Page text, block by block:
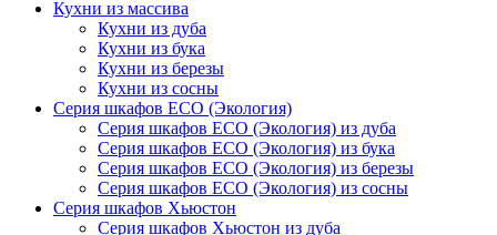
Кухни из массива
Кухни из дуба
Кухни из бука
Кухни из березы
Кухни из сосны
Серия шкафов ECO (Экология)
Серия шкафов ECO (Экология) из дуба
Серия шкафов ECO (Экология) из бука
Серия шкафов ECO (Экология) из березы
Серия шкафов ECO (Экология) из сосны
Серия шкафов Хьюстон
Серия шкафов Хьюстон из дуба